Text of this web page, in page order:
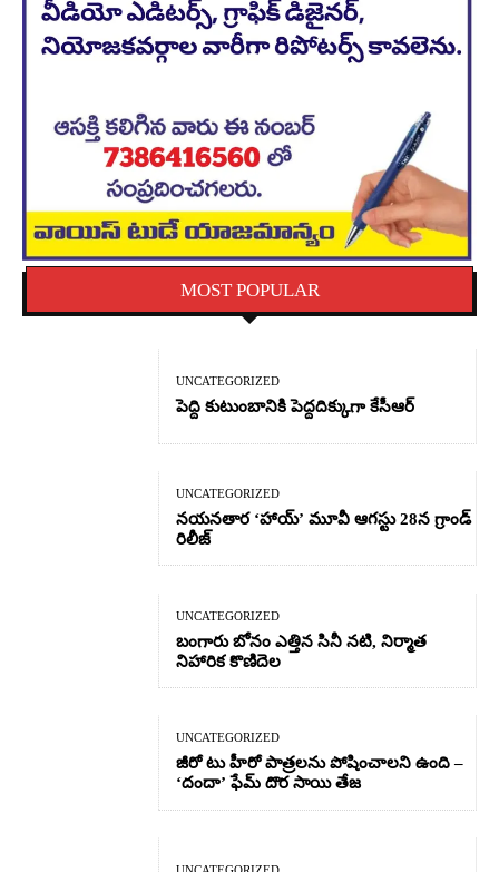
MOST POPULAR
UNCATEGORIZED
పెద్ది కుటుంబానికి పెద్దదిక్కుగా కేసీఆర్
UNCATEGORIZED
నయనతార ‘హాయ్’ మూవీ ఆగస్టు 28న గ్రాండ్
రిలీజ్
UNCATEGORIZED
బంగారు బోనం ఎత్తిన సినీ నటి, నిర్మాత
నిహారిక కొణిదెల
UNCATEGORIZED
జీరో టు హీరో పాత్రలను పోషించాలని ఉంది –
‘దందా’ ఫేమ్ దొర సాయి తేజ